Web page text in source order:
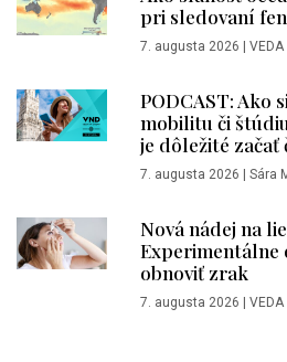
pri sledovaní
7. augusta 2026 VEDA
PODCAST: Ako
mobilitu či
je dôležité začať
7. augusta 2026 Sára
Nová nádej na
Experimentálne
obnoviť zrak
7. augusta 2026 VEDA